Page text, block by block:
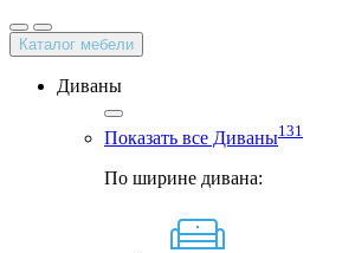
Каталог мебели
Диваны
Показать все Диваны131
По ширине дивана: